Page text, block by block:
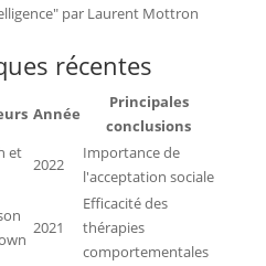
par Laurent Mottron
récentes
Année
Principales
conclusions
et
2022
Importance de
l'acceptation sociale
2021
Efficacité des
thérapies
comportementales